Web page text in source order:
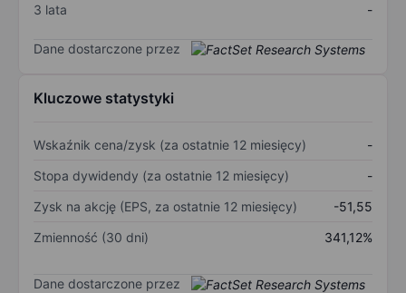
3 lata
-
Dane dostarczone przez
Kluczowe statystyki
Wskaźnik cena/zysk (za ostatnie 12 miesięcy)
-
Stopa dywidendy (za ostatnie 12 miesięcy)
-
Zysk na akcję (EPS, za ostatnie 12 miesięcy)
-51,55
Zmienność (30 dni)
341,12%
Dane dostarczone przez